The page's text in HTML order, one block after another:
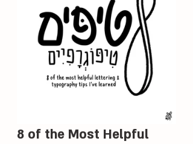
8 of the Most Helpful